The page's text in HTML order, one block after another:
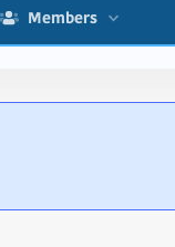
Members